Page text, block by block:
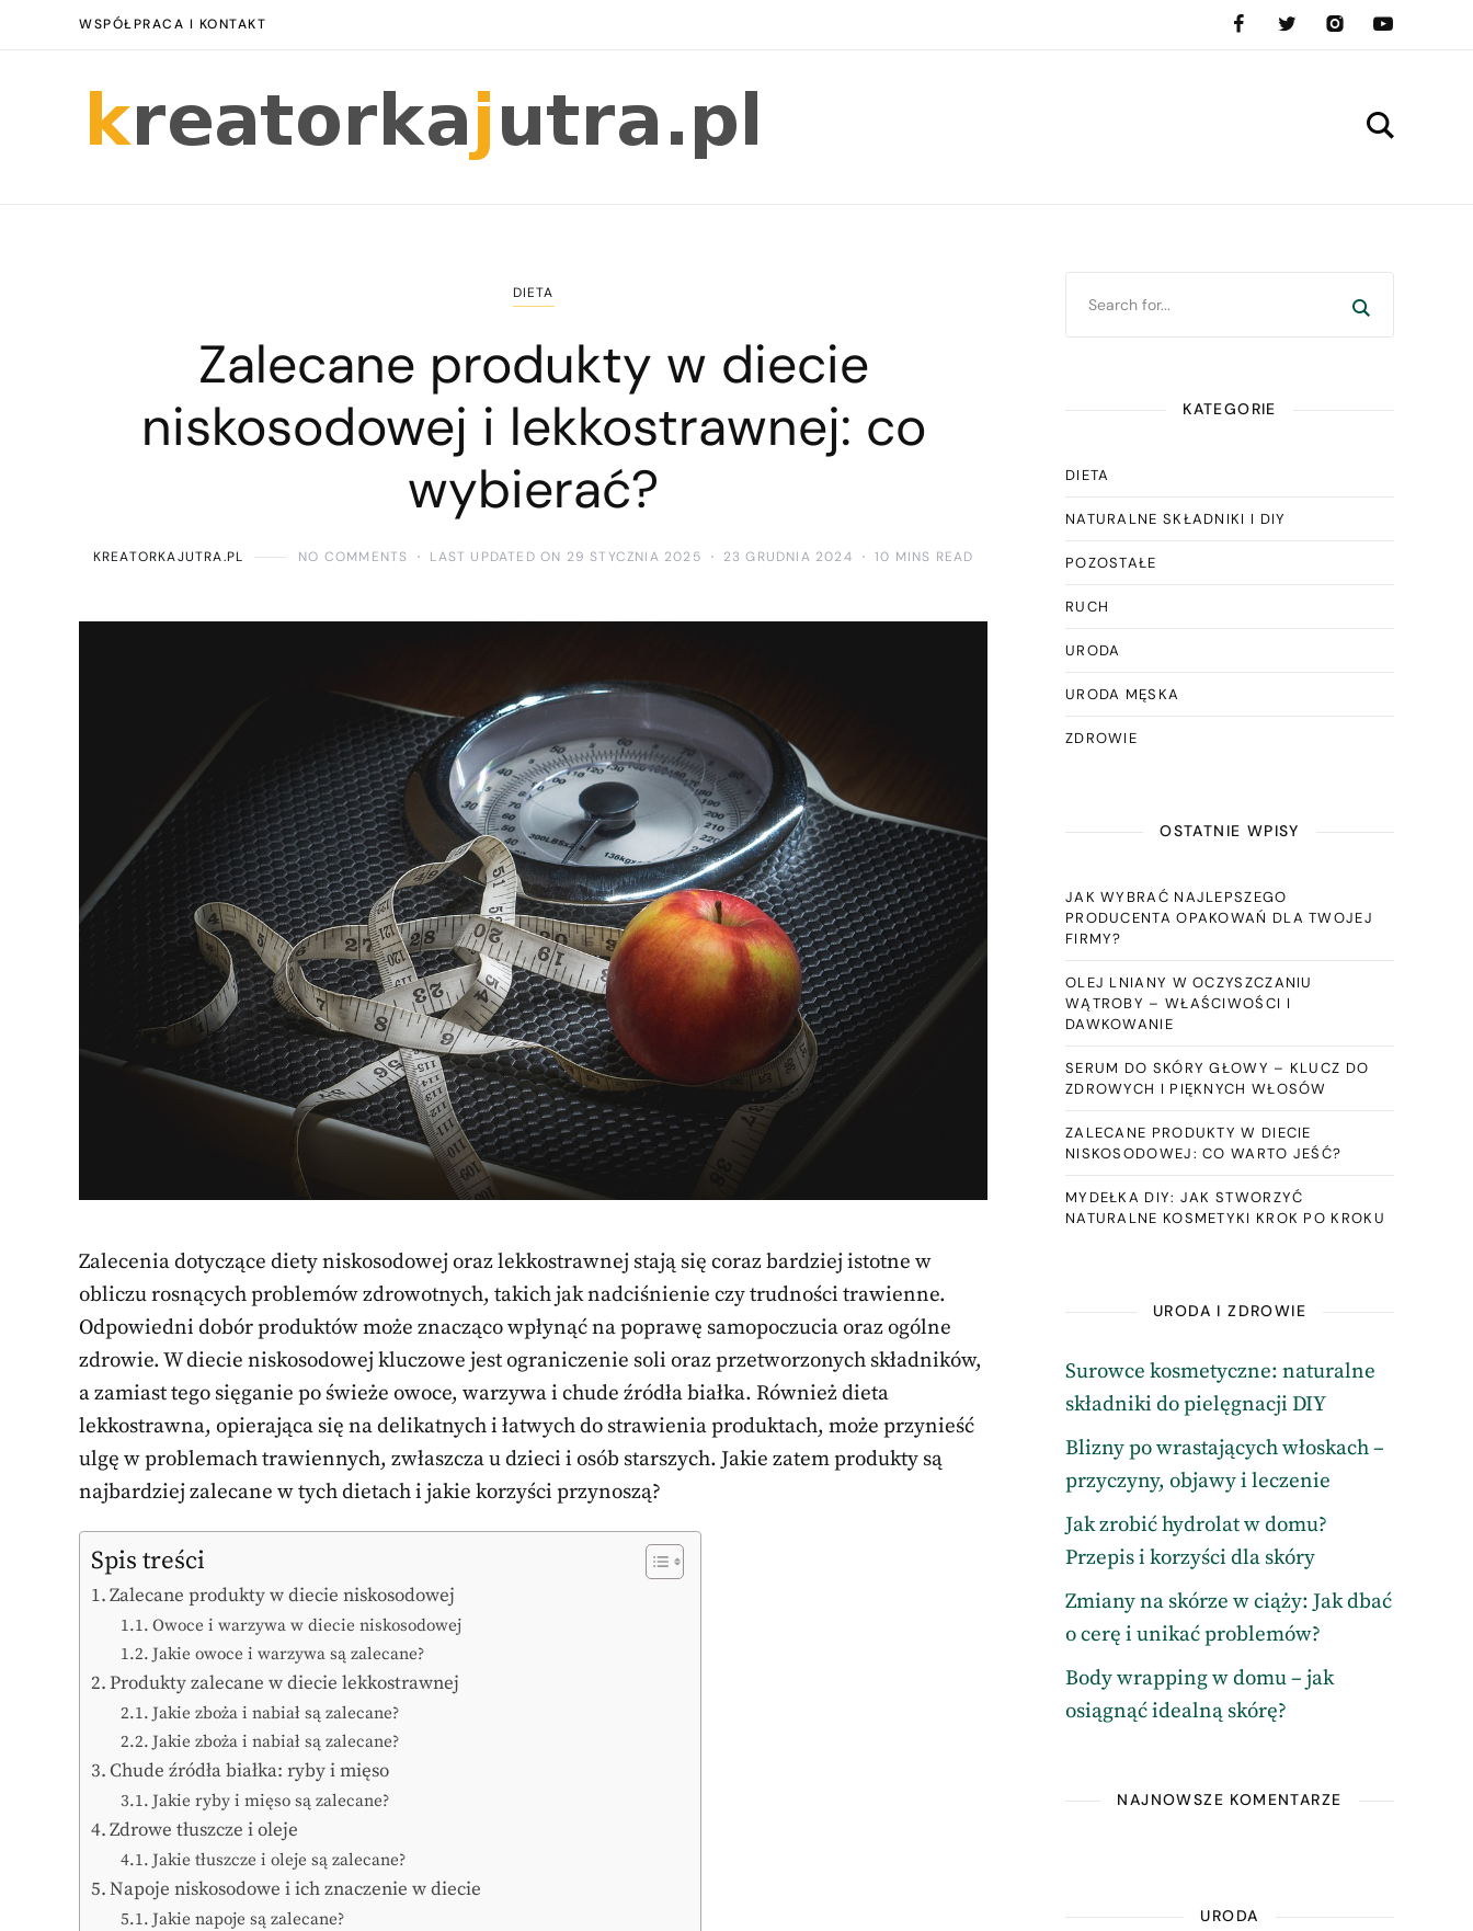
WSPÓŁPRACA I KONTAKT
DIETA
Zalecane produkty w diecie
niskosodowej i lekkostrawnej: co
wybierać?
KREATORKAJUTRA.PL NO COMMENTS LAST UPDATED ON 29 STYCZNIA 2025 23 GRUDNIA 2024 10 MINS READ
Zalecenia dotyczące diety niskosodowej oraz lekkostrawnej stają się coraz bardziej istotne w
obliczu rosnących problemów zdrowotnych, takich jak nadciśnienie czy trudności trawienne.
Odpowiedni dobór produktów może znacząco wpłynąć na poprawę samopoczucia oraz ogólne
zdrowie. W diecie niskosodowej kluczowe jest ograniczenie soli oraz przetworzonych składników,
a zamiast tego sięganie po świeże owoce, warzywa i chude źródła białka. Również dieta
lekkostrawna, opierająca się na delikatnych i łatwych do strawienia produktach, może przynieść
ulgę w problemach trawiennych, zwłaszcza u dzieci i osób starszych. Jakie zatem produkty są
najbardziej zalecane w tych dietach i jakie korzyści przynoszą?
Spis treści
Zalecane produkty w diecie niskosodowej
Owoce i warzywa w diecie niskosodowej
Jakie owoce i warzywa są zalecane?
Produkty zalecane w diecie lekkostrawnej
Jakie zboża i nabiał są zalecane?
Jakie zboża i nabiał są zalecane?
Chude źródła białka: ryby i mięso
Jakie ryby i mięso są zalecane?
Zdrowe tłuszcze i oleje
Jakie tłuszcze i oleje są zalecane?
Napoje niskosodowe i ich znaczenie w diecie
Jakie napoje są zalecane?
KATEGORIE
DIETA
NATURALNE SKŁADNIKI I DIY
POZOSTAŁE
RUCH
URODA
URODA MĘSKA
ZDROWIE
OSTATNIE WPISY
JAK WYBRAĆ NAJLEPSZEGO
PRODUCENTA OPAKOWAŃ DLA TWOJEJ
FIRMY?
OLEJ LNIANY W OCZYSZCZANIU
WĄTROBY – WŁAŚCIWOŚCI I
DAWKOWANIE
SERUM DO SKÓRY GŁOWY – KLUCZ DO
ZDROWYCH I PIĘKNYCH WŁOSÓW
ZALECANE PRODUKTY W DIECIE
NISKOSODOWEJ: CO WARTO JEŚĆ?
MYDEŁKA DIY: JAK STWORZYĆ
NATURALNE KOSMETYKI KROK PO KROKU
URODA I ZDROWIE
Surowce kosmetyczne: naturalne
składniki do pielęgnacji DIY
Blizny po wrastających włoskach –
przyczyny, objawy i leczenie
Jak zrobić hydrolat w domu?
Przepis i korzyści dla skóry
Zmiany na skórze w ciąży: Jak dbać
o cerę i unikać problemów?
Body wrapping w domu – jak
osiągnąć idealną skórę?
NAJNOWSZE KOMENTARZE
URODA